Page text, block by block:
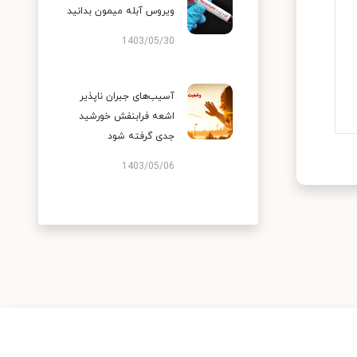
ویروس آبله میمون بدانید
1403/05/30
آسیب‌های جبران ناپذیر
اشعه فرابنفش خورشید
جدی گرفته شود
1403/05/06